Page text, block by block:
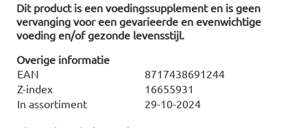
Dit product is een voedingssupplement en is geen
vervanging voor een gevarieerde en evenwichtige
voeding en/of gezonde levensstijl.
Overige informatie
EAN
8717438691244
Z-index
16655931
In assortiment
29-10-2024